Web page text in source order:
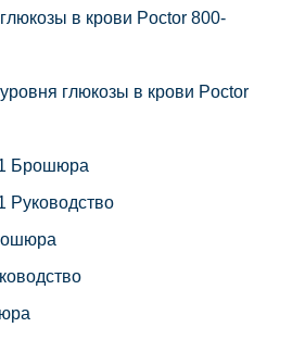
в крови Poctor 800-
глюкозы в крови Poctor
Брошюра
Руководство